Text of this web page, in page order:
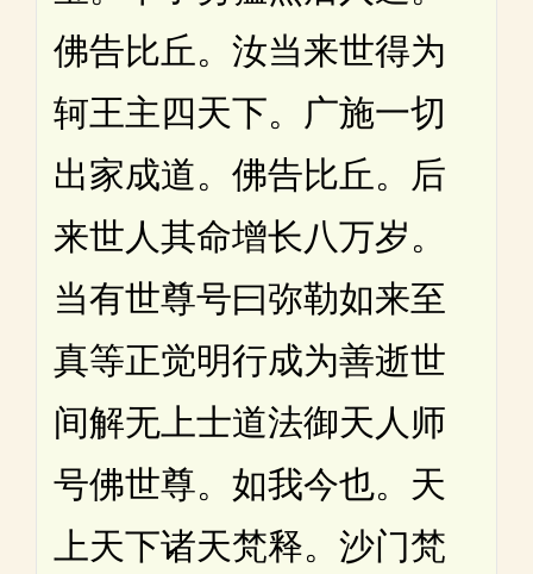
佛告比丘。汝当来世得为
轲王主四天下。广施一切
出家成道。佛告比丘。后
来世人其命增长八万岁。
当有世尊号曰弥勒如来至
真等正觉明行成为善逝世
间解无上士道法御天人师
号佛世尊。如我今也。天
上天下诸天梵释。沙门梵